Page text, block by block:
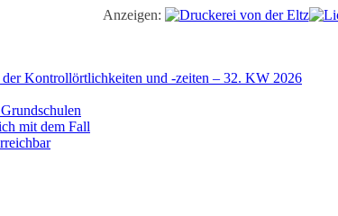
Anzeigen:
Kontrollörtlichkeiten und -zeiten – 32. KW 2026
mit dem Fall